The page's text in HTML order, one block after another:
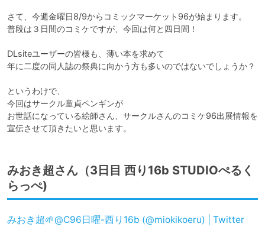
さて、今週金曜日8/9からコミックマーケット96が始まります。
普段は３日間のコミケですが、今回は何と四日間！
DLsiteユーザーの皆様も、薄い本を求めて
年に二度の同人誌の祭典に向かう方も多いのではないでしょうか？
というわけで、
今回はサークル童貞ペンギンが
お世話になっている絵師さん、サークルさんのコミケ96出展情報を
宣伝させて頂きたいと思います。
みおき超さん（3日目 西り16b STUDIOぺるく
らっぺ)
みおき超🌱@C96日曜-西り16b (@miokikoeru) | Twitter